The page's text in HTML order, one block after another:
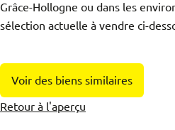
Grâce-Hollogne ou dans les
sélection actuelle à vendre ci-
Voir des biens similaires
Retour à l'aperçu